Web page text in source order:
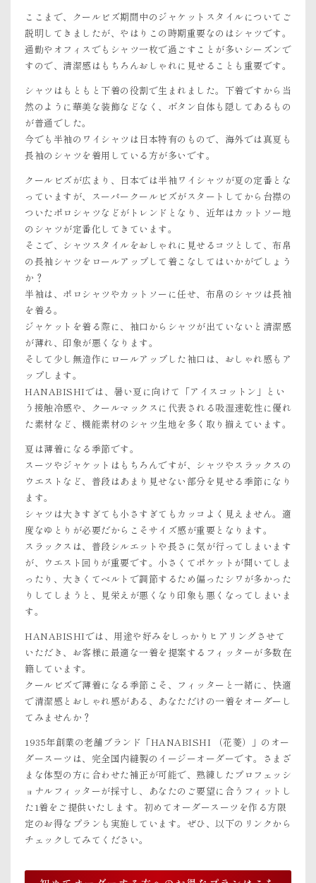
ここまで、クールビズ期間中のジャケットスタイルについてご
説明してきましたが、やはりこの時期重要なのはシャツです。
通勤やオフィスでもシャツ一枚で過ごすことが多いシーズンで
すので、清潔感はもちろんおしゃれに見せることも重要です。
シャツはもともと下着の役割で生まれました。下着ですから当
然のように華美な装飾などなく、ボタン自体も隠してあるもの
が普通でした。
今でも半袖のワイシャツは日本特有のもので、海外では真夏も
長袖のシャツを着用している方が多いです。
クールビズが広まり、日本では半袖ワイシャツが夏の定番とな
っていますが、スーパークールビズがスタートしてから台襟の
ついたポロシャツなどがトレンドとなり、近年はカットソー地
のシャツが定番化してきています。
そこで、シャツスタイルをおしゃれに見せるコツとして、布帛
の長袖シャツをロールアップして着こなしてはいかがでしょう
か？
半袖は、ポロシャツやカットソーに任せ、布帛のシャツは長袖
を着る。
ジャケットを着る際に、袖口からシャツが出ていないと清潔感
が薄れ、印象が悪くなります。
そして少し無造作にロールアップした袖口は、おしゃれ感もア
ップします。
HANABISHIでは、暑い夏に向けて「アイスコットン」とい
う接触冷感や、クールマックスに代表される吸湿速乾性に優れ
た素材など、機能素材のシャツ生地を多く取り揃えています。
夏は薄着になる季節です。
スーツやジャケットはもちろんですが、シャツやスラックスの
ウエストなど、普段はあまり見せない部分を見せる季節になり
ます。
シャツは大きすぎても小さすぎてもカッコよく見えません。適
度なゆとりが必要だからこそサイズ感が重要となります。
スラックスは、普段シルエットや長さに気が行ってしまいます
が、ウエスト回りが重要です。小さくてポケットが開いてしま
ったり、大きくてベルトで調節するため偏ったシワが多かった
りしてしまうと、見栄えが悪くなり印象も悪くなってしまいま
す。
HANABISHIでは、用途や好みをしっかりヒアリングさせて
いただき、お客様に最適な一着を提案するフィッターが多数在
籍しています。
クールビズで薄着になる季節こそ、フィッターと一緒に、快適
で清潔感とおしゃれ感がある、あなただけの一着をオーダーし
てみませんか？
1935年創業の老舗ブランド「HANABISHI （花菱）」のオー
ダースーツは、完全国内縫製のイージーオーダーです。さまざ
まな体型の方に合わせた補正が可能で、熟練したプロフェッシ
ョナルフィッターが採寸し、あなたのご要望に合うフィットし
た1着をご提供いたします。初めてオーダースーツを作る方限
定のお得なプランも実施しています。ぜひ、以下のリンクから
チェックしてみてください。